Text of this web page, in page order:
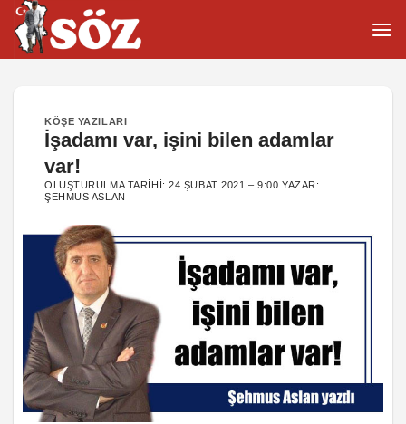
İçeriğe
atla
KÖŞE YAZILARI
İşadamı var, işini bilen adamlar
var!
OLUŞTURULMA TARIHI:24 ŞUBAT 2021 – 9:00 YAZAR:
ŞEHMUS ASLAN